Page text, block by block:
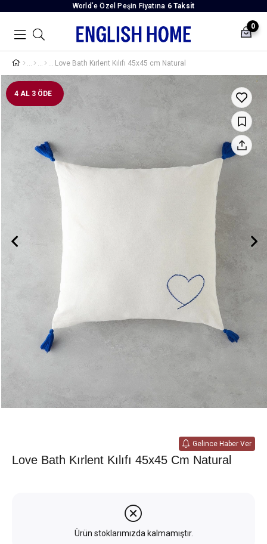
World’e Özel Peşin Fiyatına 6 Taksit
0
Love Bath Kırlent Kılıfı 45x45 cm Natural
4 AL 3 ÖDE
Gelince Haber Ver
Love Bath Kırlent Kılıfı 45x45 Cm Natural
Ürün stoklarımızda kalmamıştır.